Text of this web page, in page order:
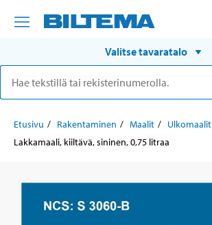
Valitse tavaratalo
Etusivu Rakentaminen Maalit Ulkomaalit
Lakkamaali, kiiltävä, sininen, 0,75 litraa